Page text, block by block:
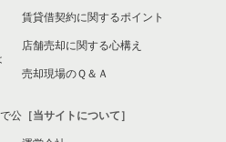
バーの居抜き売却物件の案件一覧
公
賃貸借契約に関するポイント
店舗売却に関する心構え
売却現場のＱ＆Ａ
［当サイトについて］